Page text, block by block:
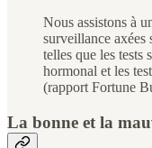
Nous assistons à
surveillance axées
telles que les tests
hormonal et les
(rapport Fortune
La bonne et la